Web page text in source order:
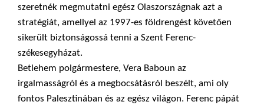
szeretnék megmutatni egész Olaszországnak azt a
stratégiát, amellyel az 1997-es földrengést követően
sikerült biztonságossá tenni a Szent Ferenc-
székesegyházat.
Betlehem polgármestere, Vera Baboun az
irgalmasságról és a megbocsátásról beszélt, ami oly
fontos Palesztinában és az egész világon. Ferenc pápát